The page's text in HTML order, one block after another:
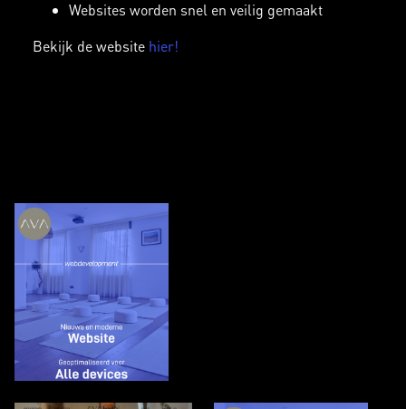
Websites worden snel en veilig gemaakt
Bekijk de website hier!